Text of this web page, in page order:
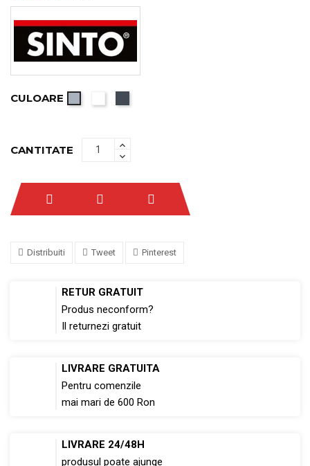
CULOARE
CANTITATE
Distribuiti Tweet Pinterest
RETUR GRATUIT
Produs neconform?
Il returnezi gratuit
LIVRARE GRATUITA
Pentru comenzile
mai mari de 600 Ron
LIVRARE 24/48H
produsul poate ajunge